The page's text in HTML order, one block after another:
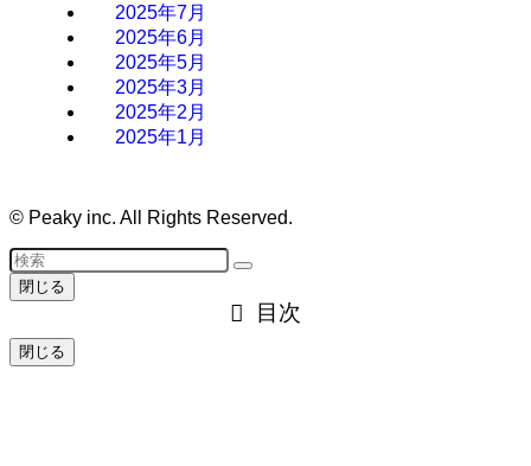
2025年7月
2025年6月
2025年5月
2025年3月
2025年2月
2025年1月
© Peaky inc. All Rights Reserved.
閉じる
目次
閉じる